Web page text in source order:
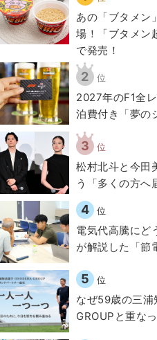
あの「ブタメン
場！「ブタメン
で発売！
2 位
2027年のF1全
泊費付き「夢の
3 位
松村北斗と今田
う「多くの方へ
4 位
電気代高騰にど
が解説した「節
5 位
なぜ59歳の三
GROUPと重な